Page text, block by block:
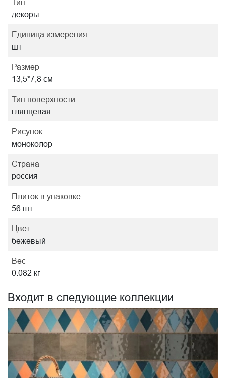
декоры
Единица измерения
шт
Размер
13,5*7,8 см
Тип поверхности
глянцевая
Рисунок
моноколор
Страна
россия
Плиток в упаковке
56 шт
Цвет
бежевый
Вес
0.082 кг
Входит в следующие коллекции